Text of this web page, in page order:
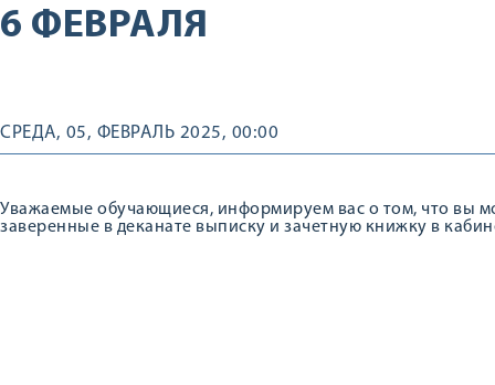
6 ФЕВРАЛЯ
СРЕДА, 05, ФЕВРАЛЬ 2025, 00:00
Уважаемые обучающиеся, информируем вас о том, что вы
заверенные в деканате выписку и зачетную книжку в